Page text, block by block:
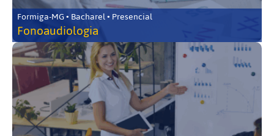
Formiga-MG • Bacharel • Presencial
Fonoaudiologia